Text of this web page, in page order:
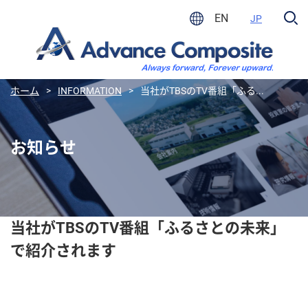
EN JP
ホーム > INFORMATION > 当社がTBSのTV番組「ふる...
お知らせ
当社がTBSのTV番組「ふるさとの未来」
で紹介されます